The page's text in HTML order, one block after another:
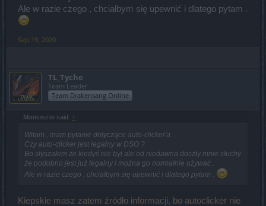
Ale w razie czego , chciałbym się upewnić i dlatego pytam .
Sep 19, 2020
TL_Tyche
Team Leader
Team Drakensang Online
Mατeυszτe said: ↑
Witam , mam pytanie dotyczące auto-clicker'a .
Czy auto-clicker jest legalny w DSO ?
Bo słyszałem że kiedyś nie był ale od niedawna doszły mnie słuchy
że podobno jest już legalny i można go normalnie używać .
Ale w razie czego , chciałbym się upewnić i dlatego pytam .
Kiepskie masz zatem źródło informacji, bo autoclicker nie